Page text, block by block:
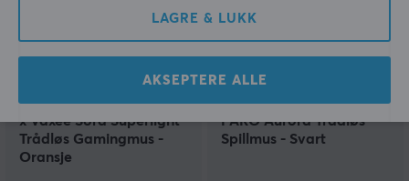
Ninjutso
x Vaxee Sora Superlight
Trådløs Gamingmus -
Oransje
Lamzu
PARO Aurora Trådløs
Spillmus - Svart
LAGRE & LUKK
AKSEPTERE ALLE